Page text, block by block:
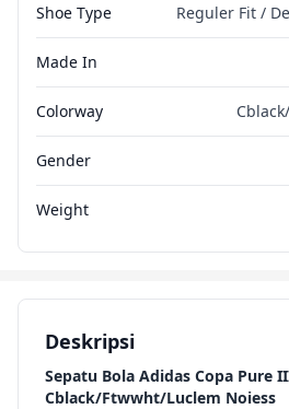
Shoe Type Reguler Fit /
Made In
Colorway
Gender
Weight
Deskripsi
Sepatu Bola Adidas Copa Pure
Cblack/Ftwwht/Luclem Noiess